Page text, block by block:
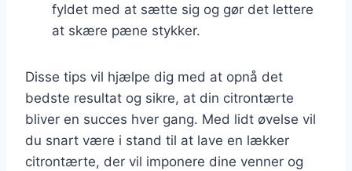
fyldet med at sætte sig og gør det lettere
at skære pæne stykker.
Disse tips vil hjælpe dig med at opnå det
bedste resultat og sikre, at din citrontærte
bliver en succes hver gang. Med lidt øvelse vil
du snart være i stand til at lave en lækker
citrontærte, der vil imponere dine venner og